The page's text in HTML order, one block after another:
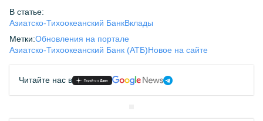
В статье:
Азиатско-Тихоокеанский БанкВклады
Метки:Обновления на портале
Азиатско-Тихоокеанский Банк (АТБ)Новое на сайте
Читайте нас в